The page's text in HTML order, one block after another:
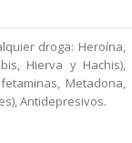
droga: Heroína,
Hierva y Hachis),
Metadona,
Antidepresivos.